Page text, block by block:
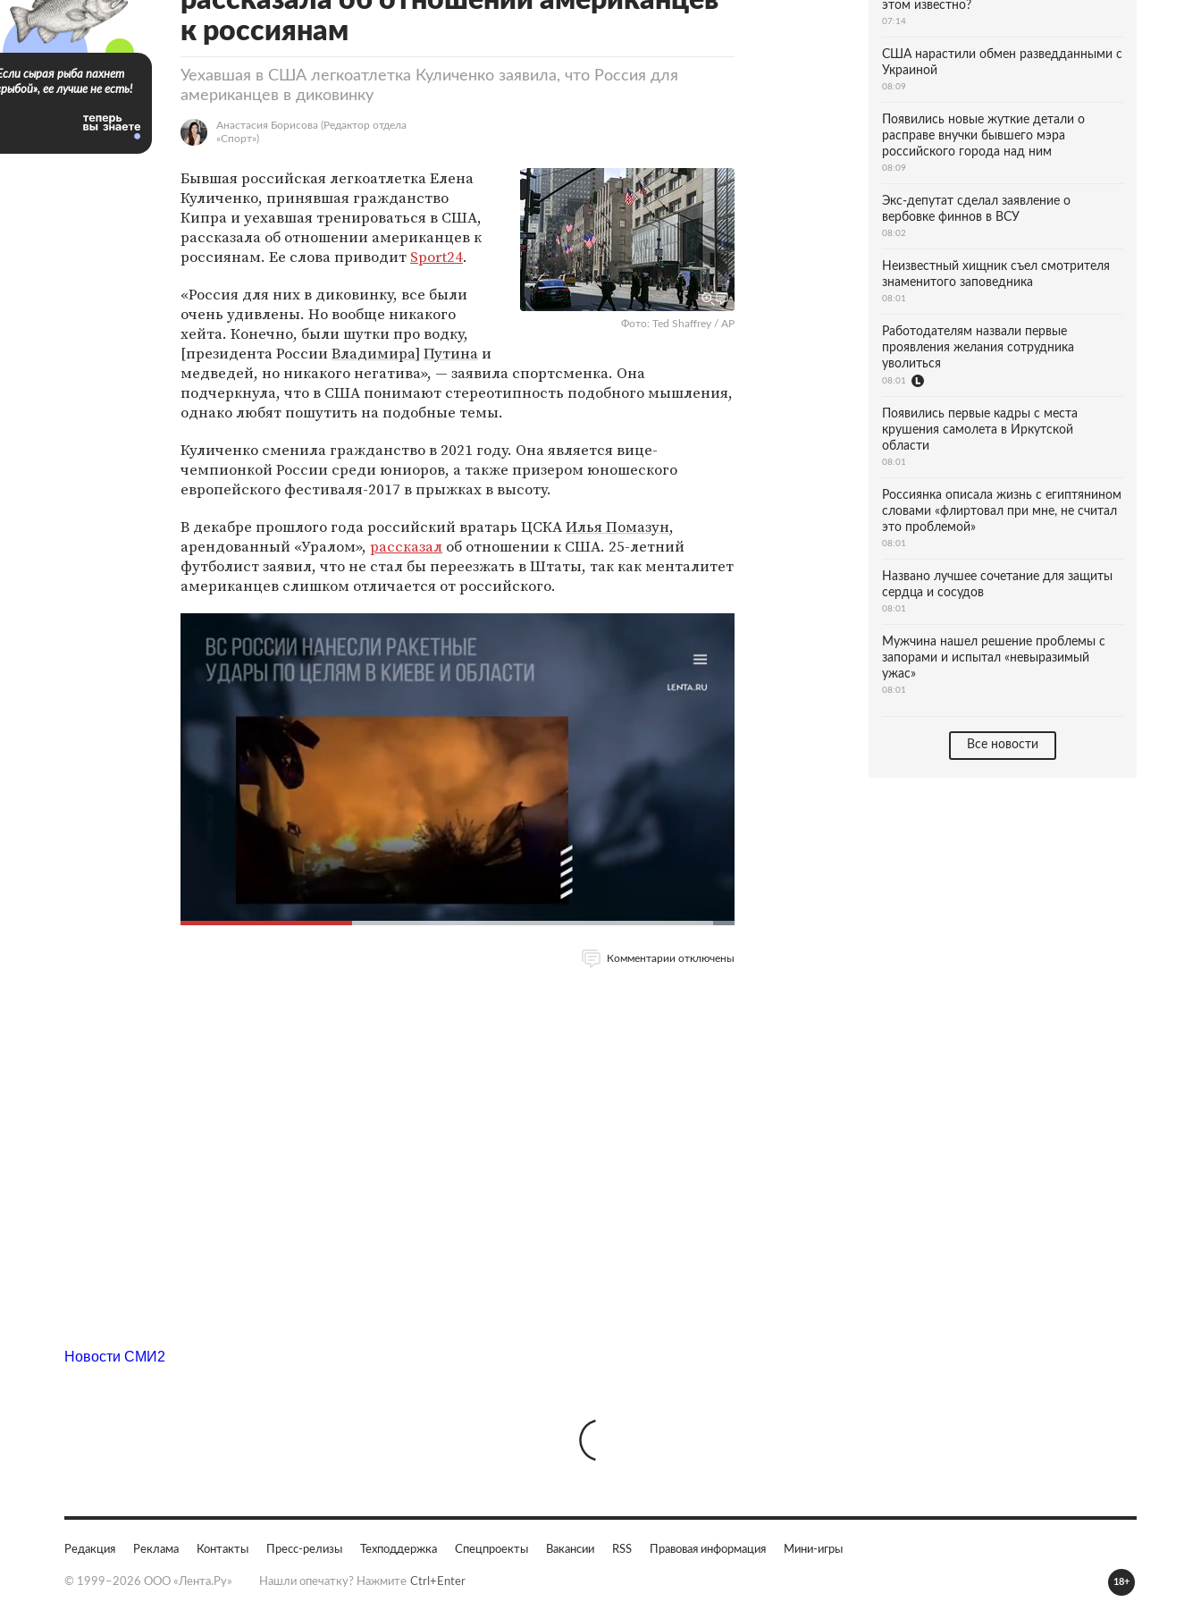
к россиянам
Уехавшая в США легкоатлетка Куличенко заявила, что Россия для
американцев в диковинку
Анастасия Борисова (Редактор отдела
«Спорт»)
Фото: Ted Shaffrey / AP
Бывшая российская легкоатлетка Елена
Куличенко, принявшая гражданство
Кипра и уехавшая тренироваться в США,
рассказала об отношении американцев к
россиянам. Ее слова приводит Sport24.
«Россия для них в диковинку, все были
очень удивлены. Но вообще никакого
хейта. Конечно, были шутки про водку,
[президента РоссииВладимира] Путинаи
медведей, но никакого негатива», — заявила спортсменка. Она
подчеркнула, что в США понимают стереотипность подобного мышления,
однако любят пошутить на подобные темы.
Куличенко сменила гражданство в 2021 году. Она является вице-
чемпионкой России среди юниоров, а также призером юношеского
европейского фестиваля-2017 в прыжках в высоту.
В декабре прошлого года российский вратарь ЦСКАИлья Помазун,
арендованный «Уралом», рассказал об отношении к США. 25-летний
футболист заявил, что не стал бы переезжать в Штаты, так как менталитет
американцев слишком отличается от российского.
Комментарии отключены
сырая рыба пахнет
ее лучше не есть!
этом известно?
07:14
США нарастили обмен разведданными с
Украиной
08:09
Появились новые жуткие детали о
расправе внучки бывшего мэра
российского города над ним
08:09
Экс-депутат сделал заявление о
вербовке финнов в ВСУ
08:02
Неизвестный хищник съел смотрителя
знаменитого заповедника
08:01
Работодателям назвали первые
проявления желания сотрудника
уволиться
08:01
Появились первые кадры с места
крушения самолета в Иркутской
области
08:01
Россиянка описала жизнь с египтянином
словами «флиртовал при мне, не считал
это проблемой»
08:01
Названо лучшее сочетание для защиты
сердца и сосудов
08:01
Мужчина нашел решение проблемы с
запорами и испытал «невыразимый
ужас»
08:01
Все новости
Новости СМИ2
Редакция Реклама Контакты Пресс-релизы Техподдержка Спецпроекты Вакансии RSS Правовая информация Мини-игры
© 1999–2026 ООО «Лента.Ру» Нашли опечатку? Нажмите Ctrl+Enter 18+